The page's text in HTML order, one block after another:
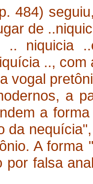
484)
de
niquicia
..,
vogal
a
a
da
A forma
por falsa